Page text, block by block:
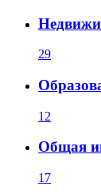
29
12
Общая
17